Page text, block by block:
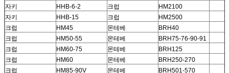
자키
HHB-6-2 크럽
HM2100
자키
HHB-15 크럽
HM2500
크럽
HM45 몬테베
BRH40
크럽
HM50-55 몬테베
BRH75-76-90-91
크럽
HM60-75 몬테베
BRH125
크럽
HM60 몬테베
BRH250-270
크럽
HM85-90V 몬테베 BRH501-570